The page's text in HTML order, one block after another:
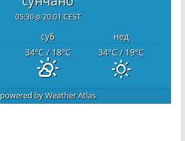
05:30 20:01 CEST
суб
нед
34°C/ 18°C 34°C/ 19°C
powered byWeather Atlas